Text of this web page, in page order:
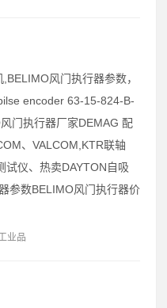
风门执行器参数，
encoder 63-15-824-B-
门执行器厂家DEMAG 配
、VALCOM,KTR联轴
试仪、热卖DAYTON自吸
参数BELIMO风门执行器价
业品